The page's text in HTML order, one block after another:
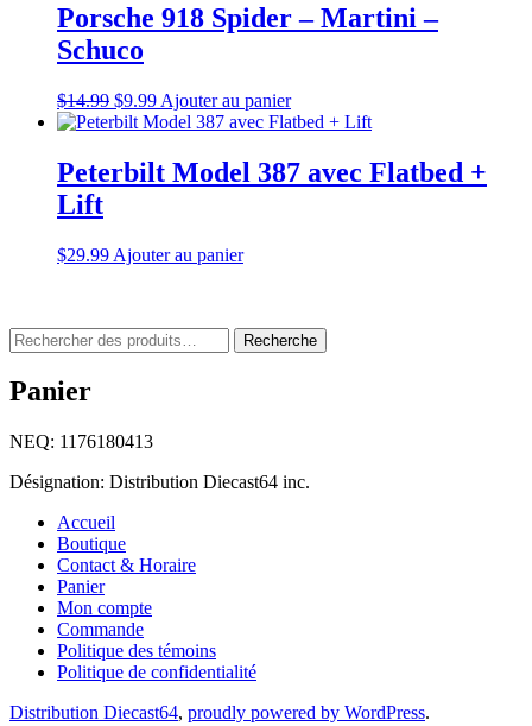
Porsche 918 Spider – Martini –
Schuco
$14.99 Le
prix
était
:
$9.99Le
prix
est
:
Ajouter au panier
Peterbilt Model 387 avec Flatbed +
Lift
$29.99 Ajouter au panier
Rechercher
:
Recherche
Panier
NEQ: 1176180413
Désignation: Distribution Diecast64 inc.
Accueil
Boutique
Contact & Horaire
Panier
Mon compte
Commande
Politique des témoins
Politique de confidentialité
Distribution Diecast64, proudly powered by WordPress.